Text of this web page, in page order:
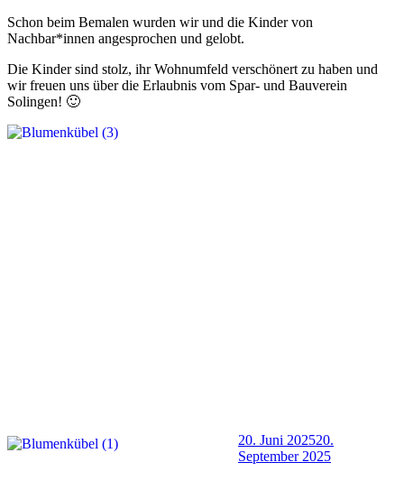
Schon beim Bemalen wurden wir und die Kinder von
Nachbar*innen angesprochen und gelobt.
Die Kinder sind stolz, ihr Wohnumfeld verschönert zu haben und
wir freuen uns über die Erlaubnis vom Spar- und Bauverein
Solingen! 🙂
Veröffentlicht
am
20. Juni 202520.
September 2025